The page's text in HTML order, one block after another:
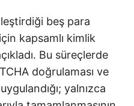
beş para
kapsamlı kimlik
Bu süreçlerde
doğrulaması ve
yalnızca